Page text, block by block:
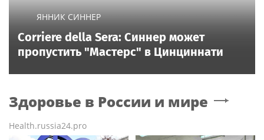
ЯННИК СИННЕР
Corriere della Sera: Синнер может
пропустить "Мастерс" в Цинциннати
Здоровье в России и мире
Health.russia24.pro